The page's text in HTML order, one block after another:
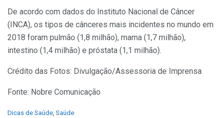
De acordo com dados do Instituto Nacional de Câncer
(INCA), os tipos de cânceres mais incidentes no mundo em
2018 foram pulmão (1,8 milhão), mama (1,7 milhão),
intestino (1,4 milhão) e próstata (1,1 milhão).
Crédito das Fotos: Divulgação/Assessoria de Imprensa
Fonte: Nobre Comunicação
C
Dicas de Saúde Saúde